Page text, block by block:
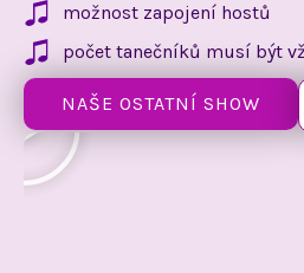
možnost zapojení hostů
počet tanečníků musí být
NAŠE OSTATNÍ SHOW